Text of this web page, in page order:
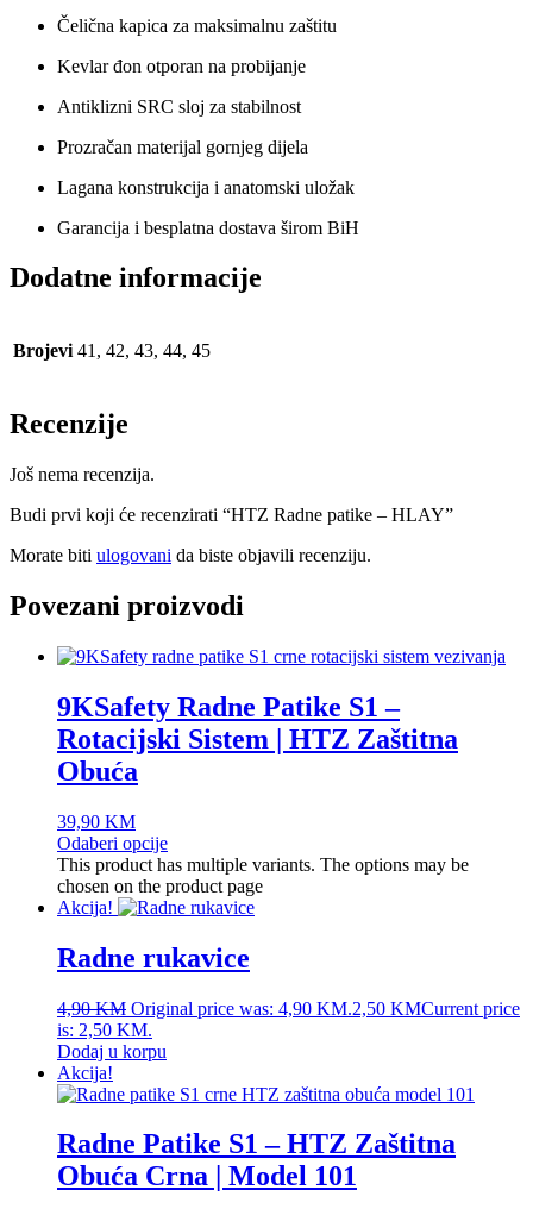
Čelična kapica za maksimalnu zaštitu
Kevlar đon otporan na probijanje
Antiklizni SRC sloj za stabilnost
Prozračan materijal gornjeg dijela
Lagana konstrukcija i anatomski uložak
Garancija i besplatna dostava širom BiH
Dodatne informacije
Brojevi 41, 42, 43, 44, 45
Recenzije
Još nema recenzija.
Budi prvi koji će recenzirati “HTZ Radne patike – HLAY”
Morate biti ulogovani da biste objavili recenziju.
Povezani proizvodi
9KSafety Radne Patike S1 –
Rotacijski Sistem | HTZ Zaštitna
Obuća
39,90 KM
Odaberi opcije
This product has multiple variants. The options may be
chosen on the product page
Akcija!
Radne rukavice
4,90KM Original price was: 4,90 KM.2,50 KMCurrent price
is: 2,50 KM.
Dodaj u korpu
Akcija!
Radne Patike S1 – HTZ Zaštitna
Obuća Crna | Model 101